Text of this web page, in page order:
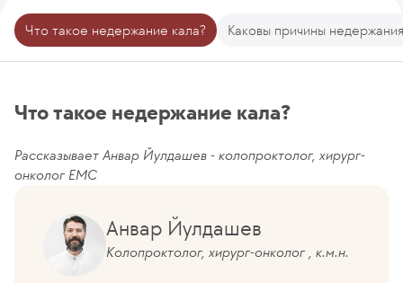
Что такое недержание кала? Каковы причины
Что такое недержание кала?
Рассказывает Анвар Йулдашев - колопроктолог, хирург-
онколог ЕМС
Анвар Йулдашев
Колопроктолог, хирург-онколог , к.м.н.